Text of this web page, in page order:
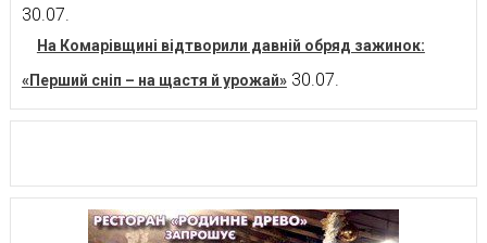
30.07.
На Комарівщині відтворили давній обряд зажинок:
«Перший сніп – на щастя й урожай» 30.07.